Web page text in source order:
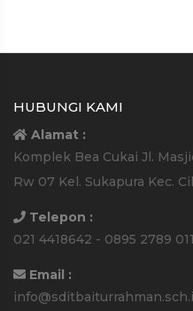
HUBUNGI KAMI
Alamat :
Komplek Bea Cukai Jl.
Rw 07 Kel. Sukapura Kec.
Telepon :
021 4418642 - 0895 2789
Email :